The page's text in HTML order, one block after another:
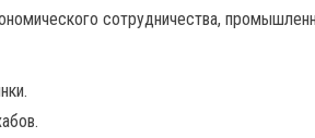
сотрудничества,